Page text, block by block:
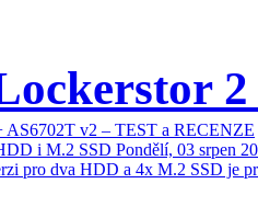
AS6702T v2 – TEST a RECENZE
i M.2 SSD Pondělí, 03 srpen
pro dva HDD a 4x M.2 SSD je